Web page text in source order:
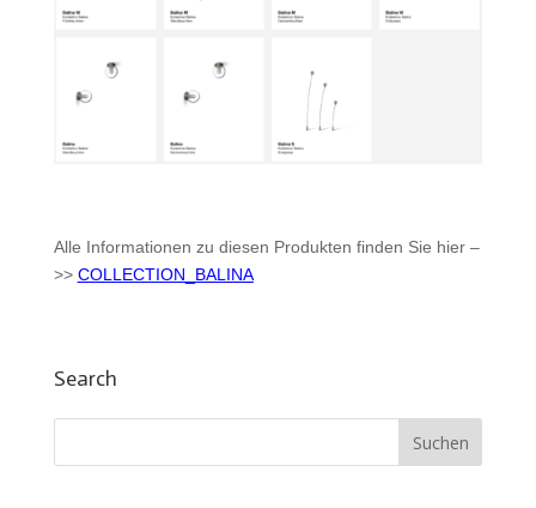
Alle Informationen zu diesen Produkten finden Sie hier –
>> COLLECTION_BALINA
Search